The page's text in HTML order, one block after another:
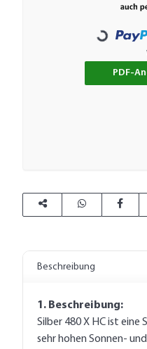
Loading...
PDF-
Beschreibung
1. Beschreibung:
Silber 480 X HC ist eine
sehr hohen Sonnen-